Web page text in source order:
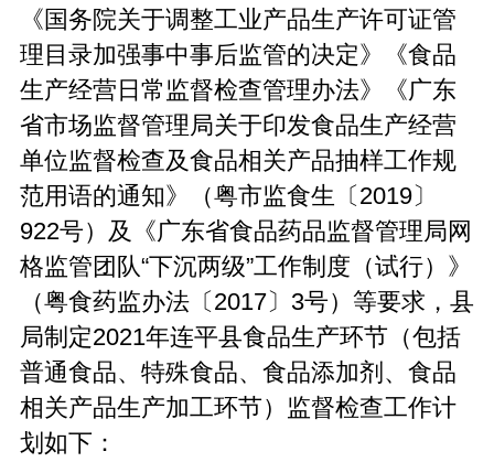
《国务院关于调整工业产品生产许可证管
理目录加强事中事后监管的决定》《食品
生产经营日常监督检查管理办法》《广东
省市场监督管理局关于印发食品生产经营
单位监督检查及食品相关产品抽样工作规
范用语的通知》（粤市监食生〔2019〕
922号）及《广东省食品药品监督管理局网
格监管团队“下沉两级”工作制度（试行）》
（粤食药监办法〔2017〕3号）等要求，县
局制定2021年连平县食品生产环节（包括
普通食品、特殊食品、食品添加剂、食品
相关产品生产加工环节）监督检查工作计
划如下：